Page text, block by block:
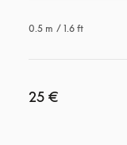
0.5 m / 1.6 ft
25 €